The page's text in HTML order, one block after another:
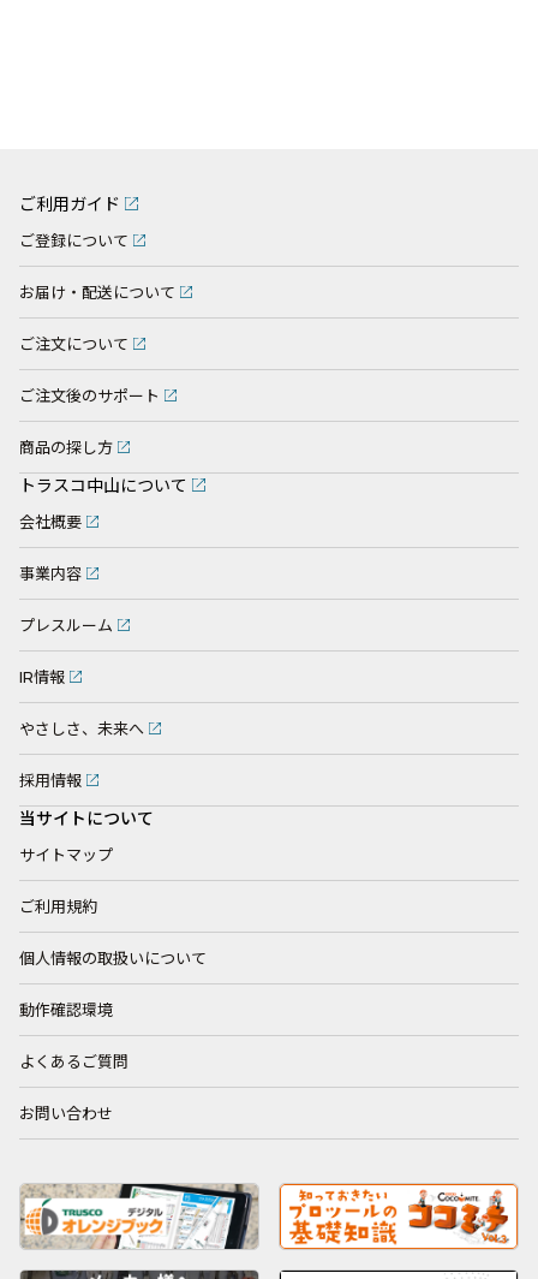
ご利用ガイド
ご登録について
お届け・配送について
ご注文について
ご注文後のサポート
商品の探し方
トラスコ中山について
会社概要
事業内容
プレスルーム
IR情報
やさしさ、未来へ
採用情報
当サイトについて
サイトマップ
ご利用規約
個人情報の取扱いについて
動作確認環境
よくあるご質問
お問い合わせ